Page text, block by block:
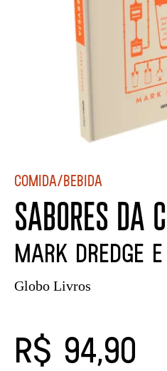
Comida/Bebida
SABORES DA
Mark Dredge
Globo Livros
R$ 94,90